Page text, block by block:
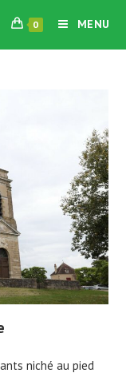
0 MENU
niché au pied